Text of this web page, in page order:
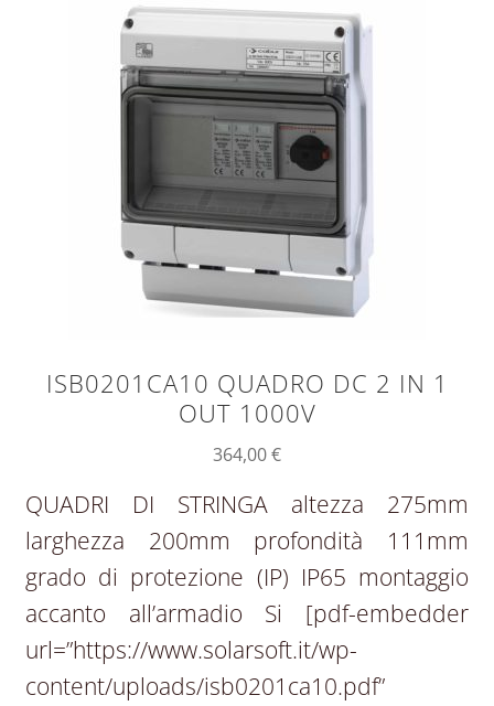
ISB0201CA10 QUADRO DC 2 IN 1
OUT 1000V
364,00€
QUADRI DI STRINGA altezza 275mm
larghezza 200mm profondità 111mm
grado di protezione (IP) IP65 montaggio
accanto all’armadio Si [pdf-embedder
url=”https://www.solarsoft.it/wp-
content/uploads/isb0201ca10.pdf”